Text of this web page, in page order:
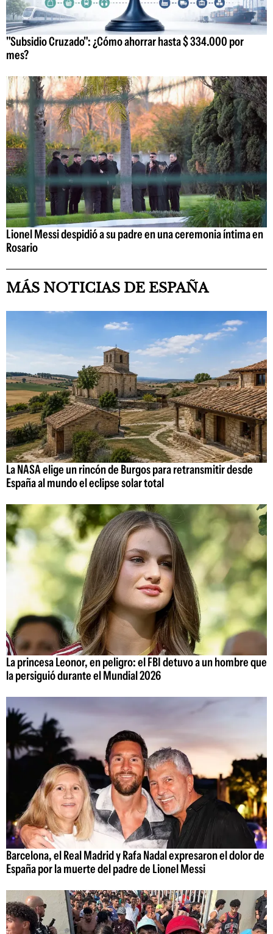
"Subsidio Cruzado": ¿Cómo ahorrar hasta $ 334.000 por
mes?
Lionel Messi despidió a su padre en una ceremonia íntima en
Rosario
MÁS NOTICIAS DE ESPAÑA
La NASA elige un rincón de Burgos para retransmitir desde
España al mundo el eclipse solar total
La princesa Leonor, en peligro: el FBI detuvo a un hombre que
la persiguió durante el Mundial 2026
Barcelona, el Real Madrid y Rafa Nadal expresaron el dolor de
España por la muerte del padre de Lionel Messi